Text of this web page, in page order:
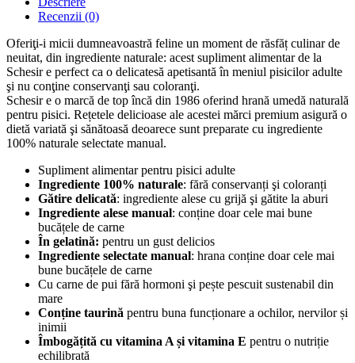
Recenzii (0)
Oferiţi-i micii dumneavoastră feline un moment de răsfăț culinar de
neuitat, din ingrediente naturale: acest supliment alimentar de la
Schesir e perfect ca o delicatesă apetisantă în meniul pisicilor adulte
şi nu conţine conservanţi sau coloranţi.
Schesir e o marcă de top încă din 1986 oferind hrană umedă naturală
pentru pisici. Rețetele delicioase ale acestei mărci premium asigură o
dietă variată şi sănătoasă deoarece sunt preparate cu ingrediente
100% naturale selectate manual.
Supliment alimentar pentru pisici adulte
Ingrediente 100% naturale: fără conservanți şi coloranți
Gătire delicată: ingrediente alese cu grijă şi gătite la aburi
Ingrediente alese manual: conține doar cele mai bune
bucățele de carne
În gelatină: pentru un gust delicios
Ingrediente selectate manual: hrana conține doar cele mai
bune bucățele de carne
Cu carne de pui fără hormoni şi pește pescuit sustenabil din
mare
Conține taurină pentru buna funcționare a ochilor, nervilor și
inimii
Îmbogățită cu vitamina A și vitamina E pentru o nutriție
echilibrată